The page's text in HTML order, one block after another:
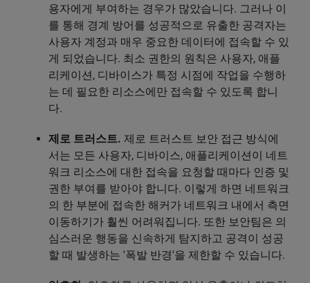
용자에게 부여하는 경우가 많았습니다. 그러나 이
를 통해 경계 방어를 성공적으로 유출한 공격자는
사용자 계정과 매우 중요한 데이터에 접속할 수 있
게 되었습니다. 최소 권한의 원칙은 사용자, 애플
리케이션, 디바이스가 특정 시점에 작업을 수행하
는 데 필요한 리소스에만 접속할 수 있도록 합니
다.
제로 트러스트. 제로 트러스트 보안 접근 방식에
서는 모든 사용자, 디바이스, 애플리케이션이 네트
워크 리소스에 대한 접속을 요청할 때마다 인증 및
권한 부여를 받아야 합니다. 이렇게 하면 네트워크
의 한 부분에 접속한 해커가 네트워크 내에서 측면
이동하기가 훨씬 어려워집니다. 또한 보안팀은 의
심스러운 행동을 신속하게 탐지하고 공격이 성공
할 때 발생하는 '폭발 반경'을 제한할 수 있습니다.